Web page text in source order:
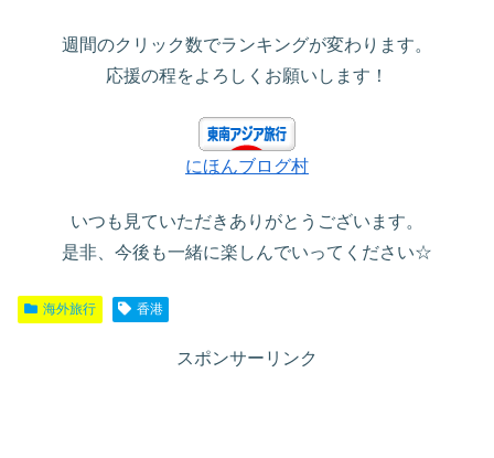
週間のクリック数でランキングが変わります。
応援の程をよろしくお願いします！
にほんブログ村
いつも見ていただきありがとうございます。
是非、今後も一緒に楽しんでいってください☆
海外旅行 香港
スポンサーリンク